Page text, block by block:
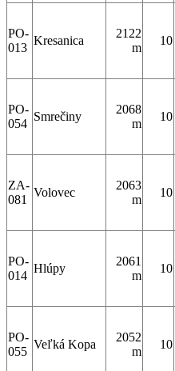
PO-
013
Kresanica
2122
m
10
PO-
054
Smrečiny
2068
m
10
ZA-
081
Volovec
2063
m
10
PO-
014
Hlúpy
2061
m
10
PO-
055
Veľká Kopa
2052
m
10